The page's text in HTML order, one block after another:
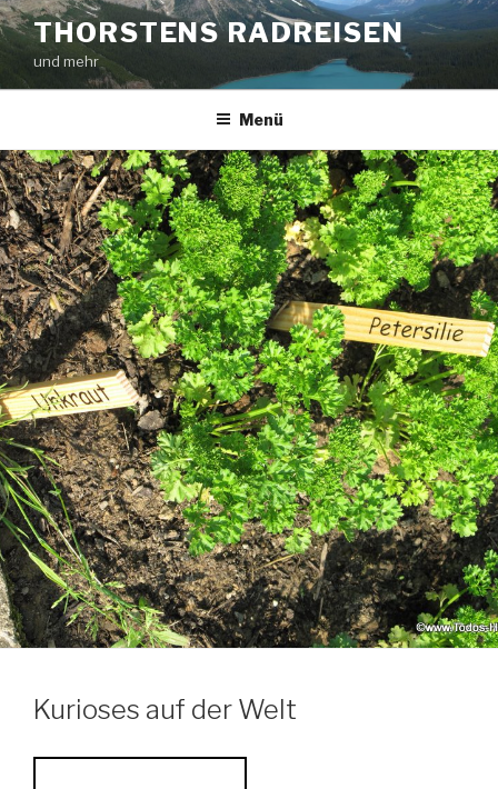
Zum
Inhalt
springen
THORSTENS RADREISEN
und mehr
Menü
Kurioses auf der Welt